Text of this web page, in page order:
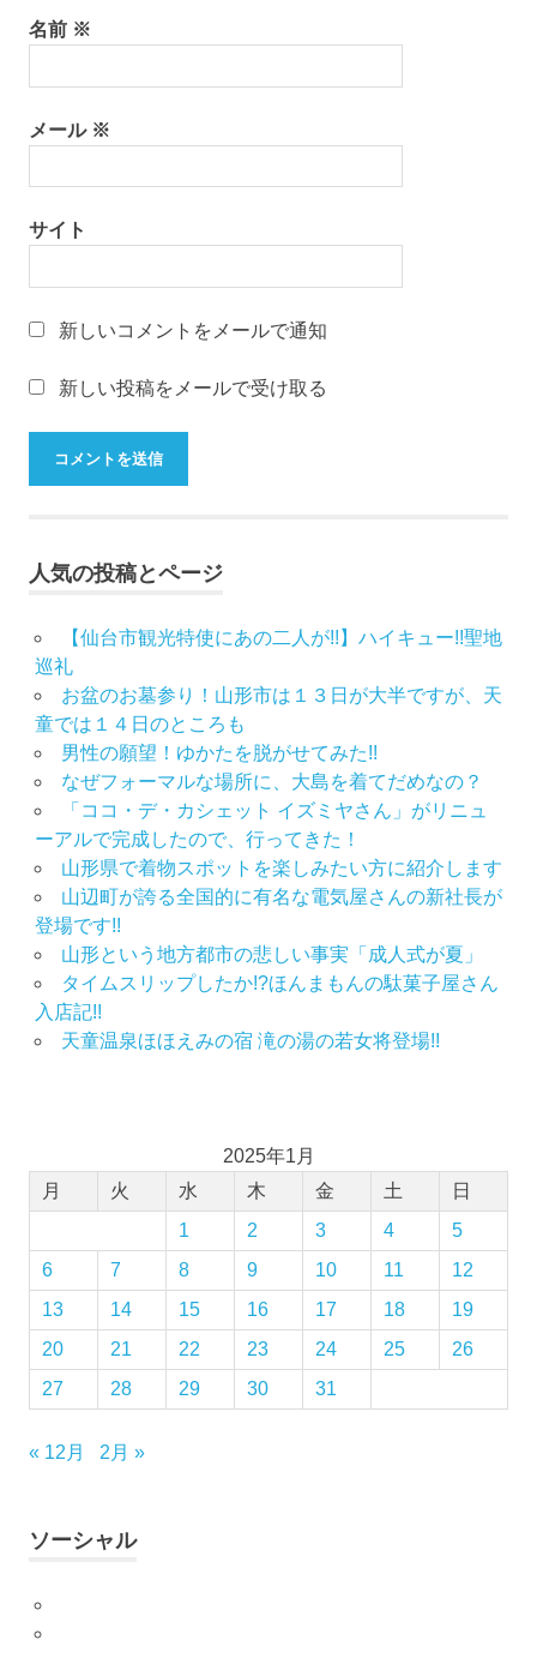
和
化
山
名
山
の
舗
タ
山
形
着
物
布
施
染
店
思
い
出
つ
く
作
り
お
手
伝
い
成
人
式
成
振
振
袖
名前 ※
メール ※
サイト
新しいコメントをメールで通知
新しい投稿をメールで受け取る
人気の投稿とページ
【仙台市観光特使にあの二人が!!】ハイキュー!!聖地
巡礼
お盆のお墓参り！山形市は１３日が大半ですが、天
童では１４日のところも
男性の願望！ゆかたを脱がせてみた!!
なぜフォーマルな場所に、大島を着てだめなの？
「ココ・デ・カシェット イズミヤさん」がリニュ
ーアルで完成したので、行ってきた！
山形県で着物スポットを楽しみたい方に紹介します
山辺町が誇る全国的に有名な電気屋さんの新社長が
登場です!!
山形という地方都市の悲しい事実「成人式が夏」
タイムスリップしたか!?ほんまもんの駄菓子屋さん
入店記!!
天童温泉ほほえみの宿 滝の湯の若女将登場!!
2025年1月
月
火 水 木 金 土
日
1
2 3 4
5
6
7 8 9 10 11
12
13
14 15 16 17 18
19
20
21 22 23 24 25
26
27
28 29 30 31
« 12月 2月 »
ソーシャル